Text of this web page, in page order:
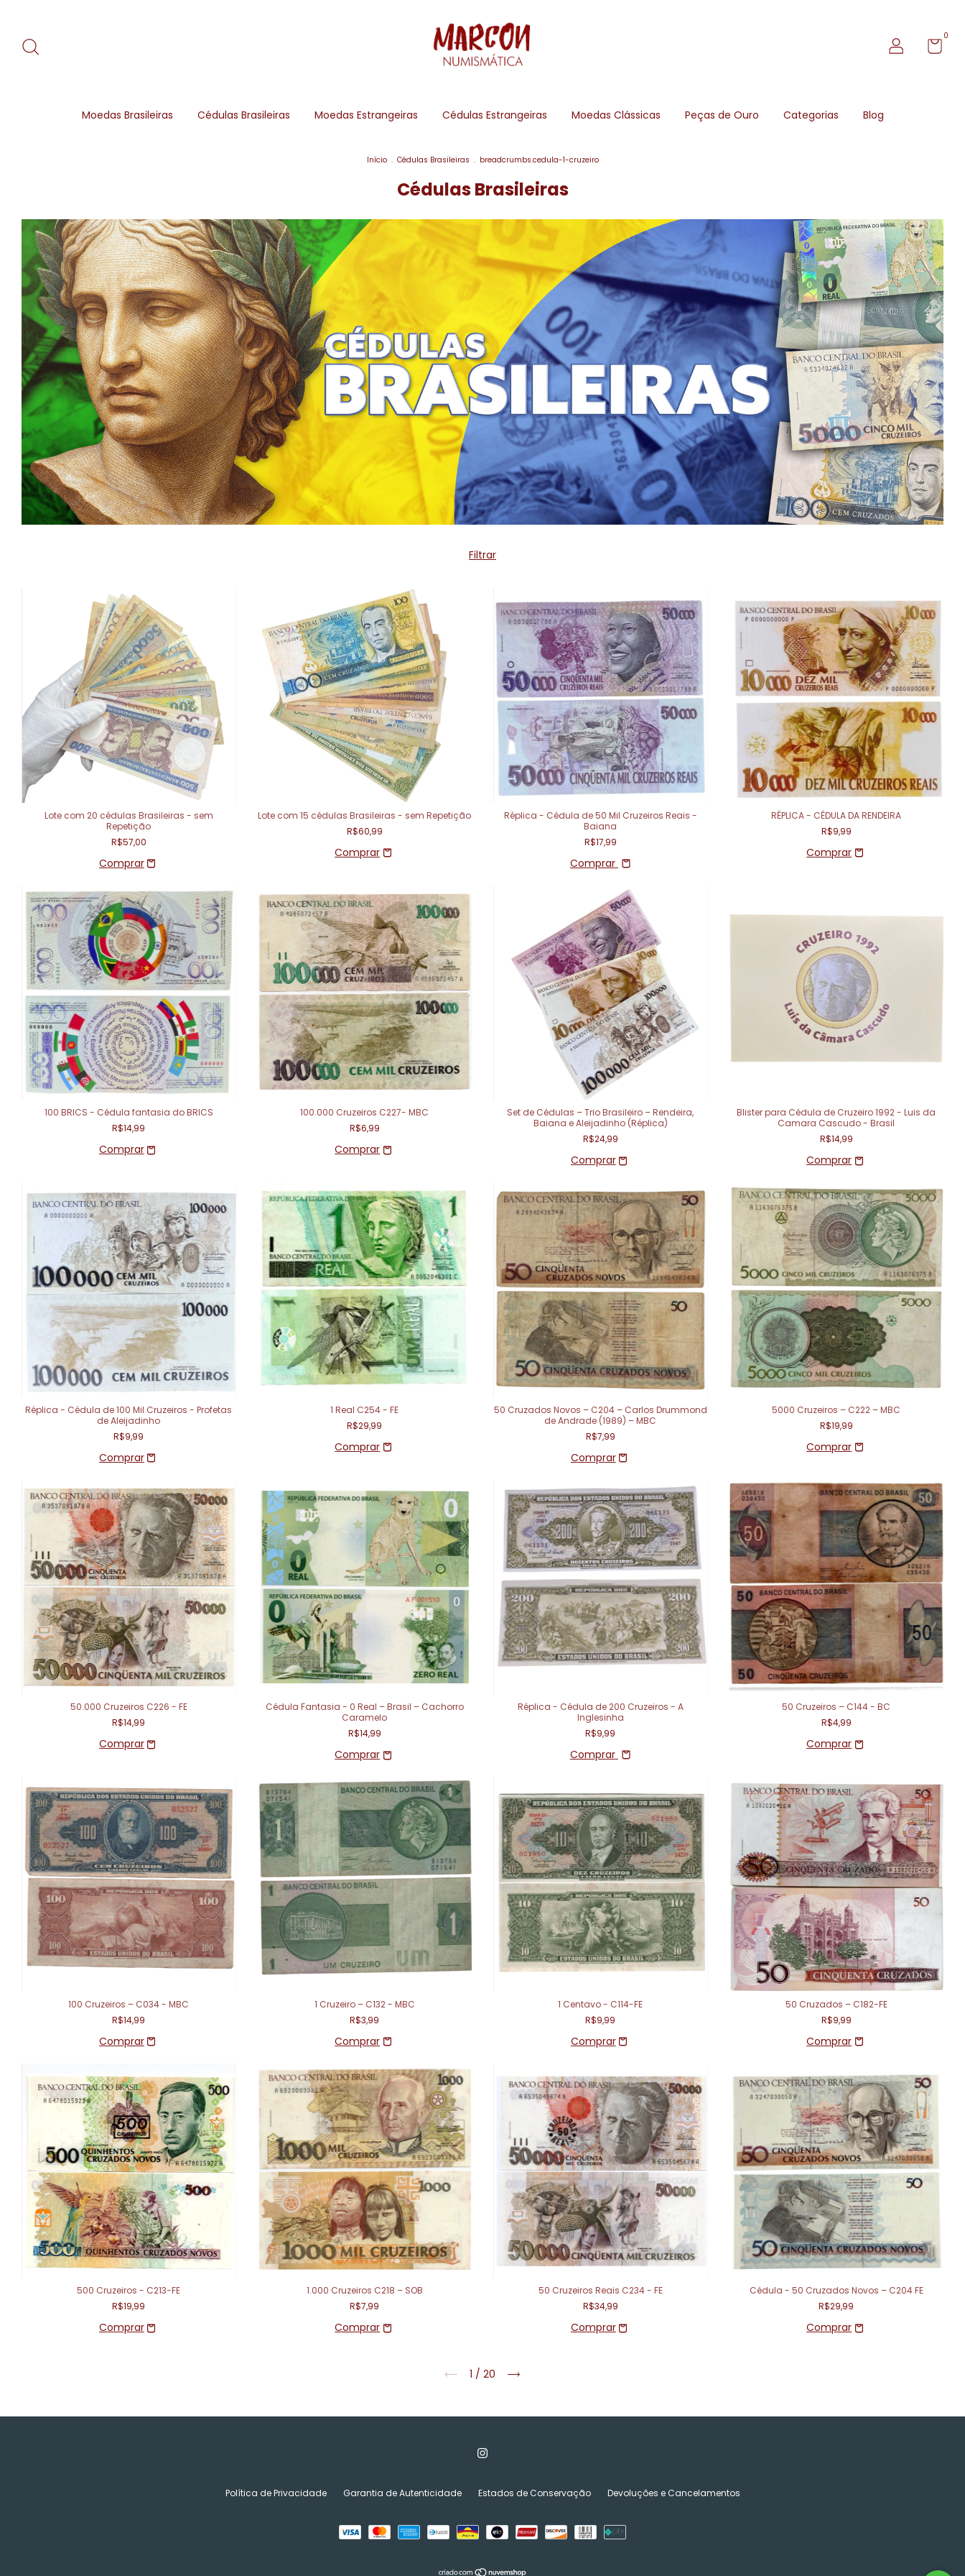
0
Moedas Brasileiras Cédulas Brasileiras Moedas Estrangeiras Cédulas Estrangeiras Moedas Clássicas Peças de Ouro Categorias Blog
Início . Cédulas Brasileiras . breadcrumbs.cedula-1-cruzeiro
Cédulas Brasileiras
Filtrar
Lote com 20 cédulas Brasileiras - sem
Repetição
R$57,00
Lote com 15 cédulas Brasileiras - sem Repetição
R$60,99
Réplica - Cédula de 50 Mil Cruzeiros Reais -
Baiana
R$17,99
Comprar
RÉPLICA - CÉDULA DA RENDEIRA
R$9,99
100 BRICS - Cédula fantasia do BRICS
R$14,99
100.000 Cruzeiros C227- MBC
R$6,99
Set de Cédulas – Trio Brasileiro – Rendeira,
Baiana e Aleijadinho (Réplica)
R$24,99
Blister para Cédula de Cruzeiro 1992 - Luis da
Camara Cascudo - Brasil
R$14,99
Réplica - Cédula de 100 Mil Cruzeiros - Profetas
de Aleijadinho
R$9,99
1 Real C254 - FE
R$29,99
50 Cruzados Novos – C204 – Carlos Drummond
de Andrade (1989) – MBC
R$7,99
5000 Cruzeiros – C222 – MBC
R$19,99
50.000 Cruzeiros C226 - FE
R$14,99
Cédula Fantasia - 0 Real – Brasil – Cachorro
Caramelo
R$14,99
Réplica - Cédula de 200 Cruzeiros - A
Inglesinha
R$9,99
Comprar
50 Cruzeiros – C144 - BC
R$4,99
100 Cruzeiros – C034 - MBC
R$14,99
1 Cruzeiro – C132 - MBC
R$3,99
1 Centavo - C114-FE
R$9,99
50 Cruzados – C182-FE
R$9,99
500 Cruzeiros - C213-FE
R$19,99
1.000 Cruzeiros C218 – SOB
R$7,99
50 Cruzeiros Reais C234 - FE
R$34,99
Cédula - 50 Cruzados Novos – C204 FE
R$29,99
1 / 20
Política de Privacidade Garantia de Autenticidade Estados de Conservação Devoluções e Cancelamentos